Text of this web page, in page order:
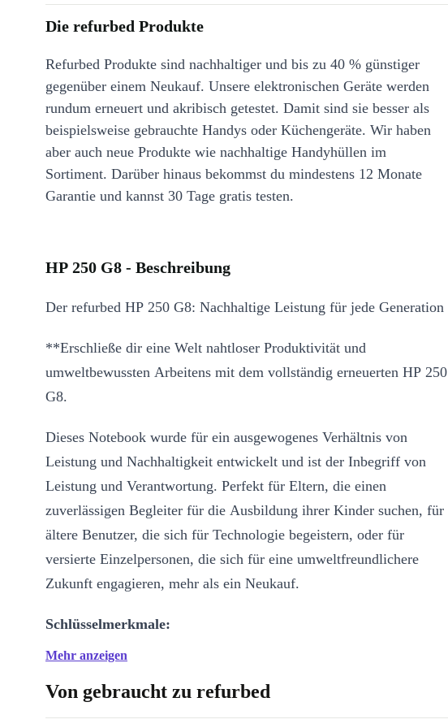
Die refurbed Produkte
Refurbed Produkte sind nachhaltiger und bis zu 40 % günstiger
gegenüber einem Neukauf. Unsere elektronischen Geräte werden
rundum erneuert und akribisch getestet. Damit sind sie besser als
beispielsweise gebrauchte Handys oder Küchengeräte. Wir haben
aber auch neue Produkte wie nachhaltige Handyhüllen im
Sortiment. Darüber hinaus bekommst du mindestens 12 Monate
Garantie und kannst 30 Tage gratis testen.
HP 250 G8 - Beschreibung
Der refurbed HP 250 G8: Nachhaltige Leistung für jede Generation
**Erschließe dir eine Welt nahtloser Produktivität und
umweltbewussten Arbeitens mit dem vollständig erneuerten HP 250
G8.
Dieses Notebook wurde für ein ausgewogenes Verhältnis von
Leistung und Nachhaltigkeit entwickelt und ist der Inbegriff von
Leistung und Verantwortung. Perfekt für Eltern, die einen
zuverlässigen Begleiter für die Ausbildung ihrer Kinder suchen, für
ältere Benutzer, die sich für Technologie begeistern, oder für
versierte Einzelpersonen, die sich für eine umweltfreundlichere
Zukunft engagieren, mehr als ein Neukauf.
Schlüsselmerkmale:
Zuverlässige Leistung:
refurbished HP 250 G8 reibungsloses Multitasking und ist damit ideal für
Mehr anzeigen
Von gebraucht zu refurbed